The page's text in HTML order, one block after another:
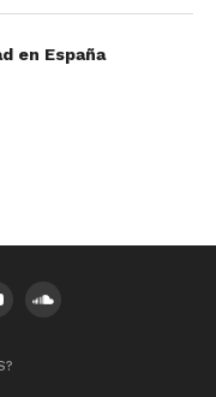
en España